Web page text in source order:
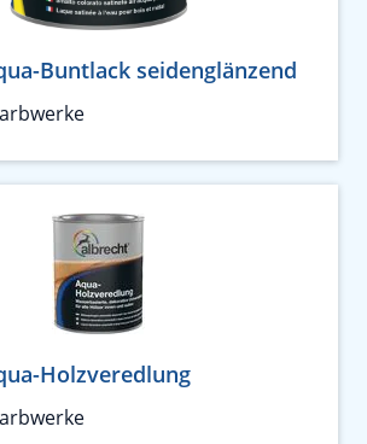
Buntlack seidenglänzend
Holzveredlung